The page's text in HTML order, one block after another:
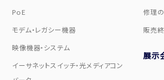
PoE
モデム・レガシー機器
映像機器・システム
イーサネットスイッチ・光メディアコン
修理
販売
展示